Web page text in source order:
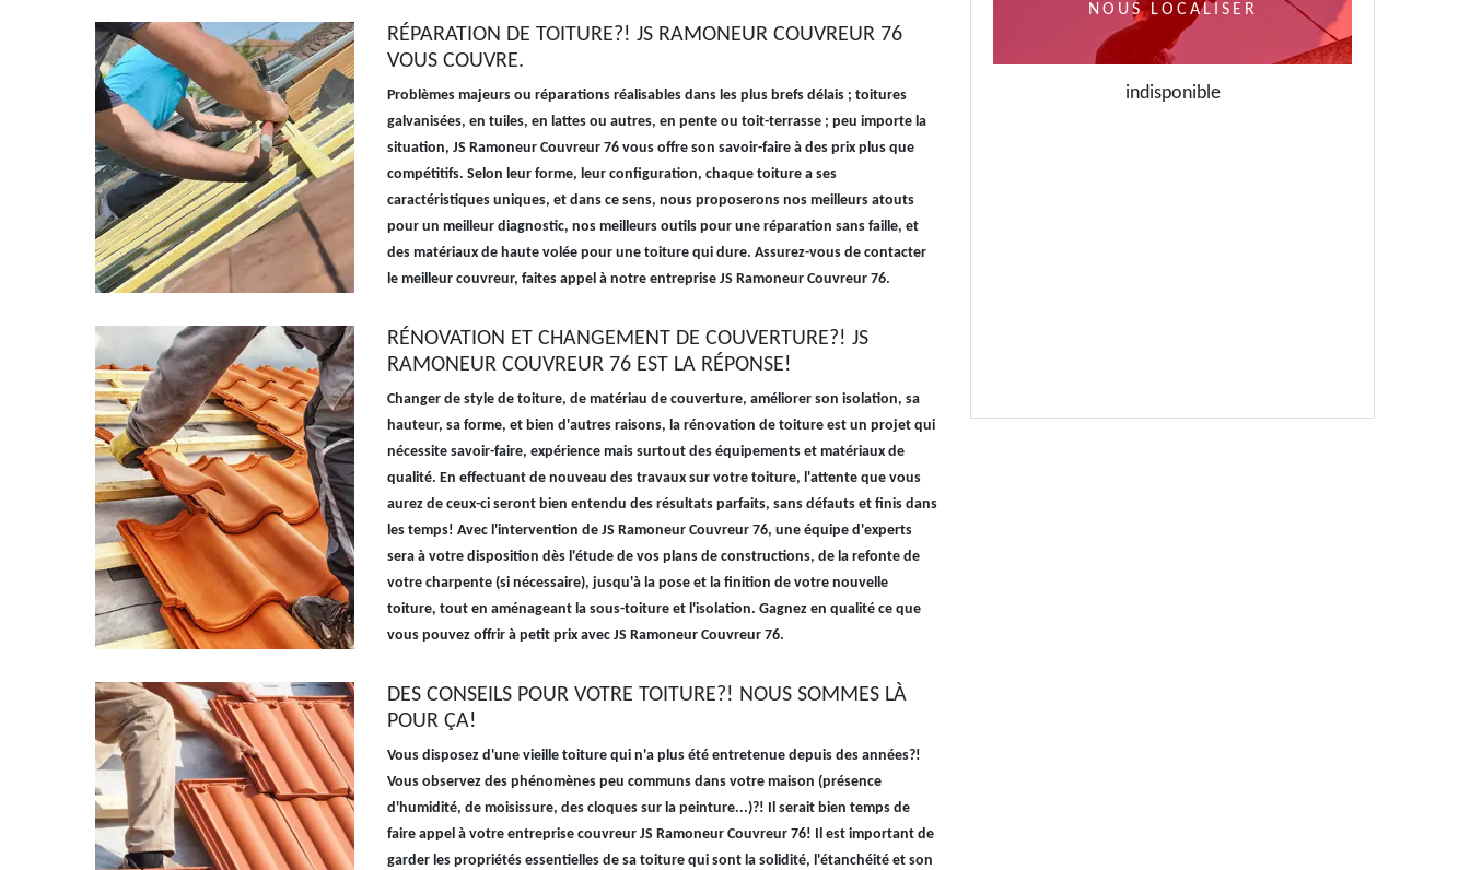
RÉPARATION DE TOITURE?! JS RAMONEUR COUVREUR 76
VOUS COUVRE.
Problèmes majeurs ou réparations réalisables dans les plus brefs délais ; toitures
galvanisées, en tuiles, en lattes ou autres, en pente ou toit-terrasse ; peu importe la
situation, JS Ramoneur Couvreur 76 vous offre son savoir-faire à des prix plus que
compétitifs. Selon leur forme, leur configuration, chaque toiture a ses
caractéristiques uniques, et dans ce sens, nous proposerons nos meilleurs atouts
pour un meilleur diagnostic, nos meilleurs outils pour une réparation sans faille, et
des matériaux de haute volée pour une toiture qui dure. Assurez-vous de contacter
le meilleur couvreur, faites appel à notre entreprise JS Ramoneur Couvreur 76.
RÉNOVATION ET CHANGEMENT DE COUVERTURE?! JS
RAMONEUR COUVREUR 76 EST LA RÉPONSE!
Changer de style de toiture, de matériau de couverture, améliorer son isolation, sa
hauteur, sa forme, et bien d'autres raisons, la rénovation de toiture est un projet qui
nécessite savoir-faire, expérience mais surtout des équipements et matériaux de
qualité. En effectuant de nouveau des travaux sur votre toiture, l'attente que vous
aurez de ceux-ci seront bien entendu des résultats parfaits, sans défauts et finis dans
les temps! Avec l'intervention de JS Ramoneur Couvreur 76, une équipe d'experts
sera à votre disposition dès l'étude de vos plans de constructions, de la refonte de
votre charpente (si nécessaire), jusqu'à la pose et la finition de votre nouvelle
toiture, tout en aménageant la sous-toiture et l'isolation. Gagnez en qualité ce que
vous pouvez offrir à petit prix avec JS Ramoneur Couvreur 76.
DES CONSEILS POUR VOTRE TOITURE?! NOUS SOMMES LÀ
POUR ÇA!
Vous disposez d'une vieille toiture qui n'a plus été entretenue depuis des années?!
Vous observez des phénomènes peu communs dans votre maison (présence
d'humidité, de moisissure, des cloques sur la peinture...)?! Il serait bien temps de
faire appel à votre entreprise couvreur JS Ramoneur Couvreur 76! Il est important de
garder les propriétés essentielles de sa toiture qui sont la solidité, l'étanchéité et son
NOUS LOCALISER
indisponible